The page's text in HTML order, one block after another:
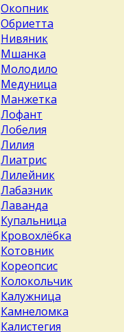
Окопник
Обриетта
Нивяник
Мшанка
Молодило
Медуница
Манжетка
Лофант
Лобелия
Лилия
Лиатрис
Лилейник
Лабазник
Лаванда
Купальница
Кровохлёбка
Котовник
Кореопсис
Колокольчик
Калужница
Камнеломка
Калистегия